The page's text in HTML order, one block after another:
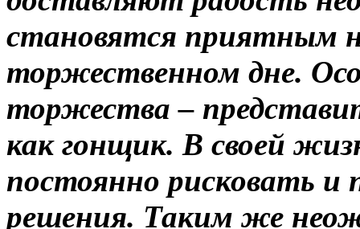
становятся приятным
торжественном дне.
торжества –
как гонщик. В своей
постоянно рисковать
решения. Таким же